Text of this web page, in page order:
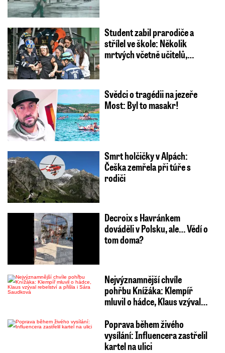
Student zabil prarodiče a
střílel ve škole: Několik
mrtvých včetně učitelů,…
Svědci o tragédii na jezeře
Most: Byl to masakr!
Smrt holčičky v Alpách:
Češka zemřela při túře s
rodiči
Decroix s Havránkem
dováděli v Polsku, ale… Vědí o
tom doma?
Nejvýznamnější chvíle
pohřbu Knížáka: Klempíř
mluvil o hádce, Klaus vzýval…
Poprava během živého
vysílání: Influencera zastřelil
kartel na ulici